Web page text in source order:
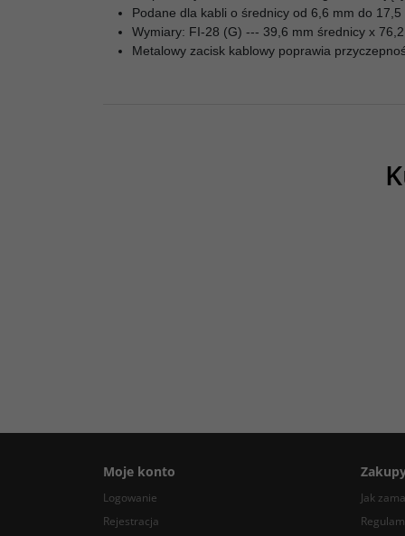
Podane dla kabli o średnicy od 6,6 mm do 17,5
Wymiary: FI-28 (G) --- 39,6 mm średnicy x 76,2
Metalowy zacisk kablowy poprawia
Moje konto
Logowanie
Rejestracja
Jak